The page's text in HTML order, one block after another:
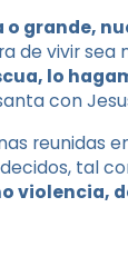
o grande,
de vivir sea
lo
con
reunidas
tal
violencia,